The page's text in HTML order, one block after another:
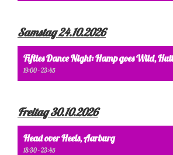
Samstag 24.10.2026
Fifties Dance Night: Hamp goes Wild,
19:00 - 23:45
Freitag 30.10.2026
Head over Heels, Aarburg
18:30 - 23:45